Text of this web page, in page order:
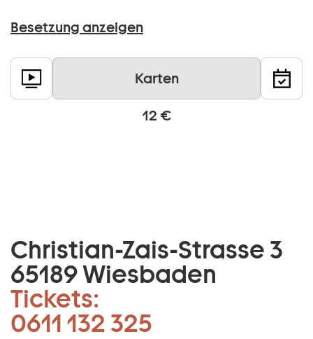
Besetzung anzeigen
Karten
12 €
Christian-Zais-Strasse 3
65189 Wiesbaden
Tickets:
0611 132 325